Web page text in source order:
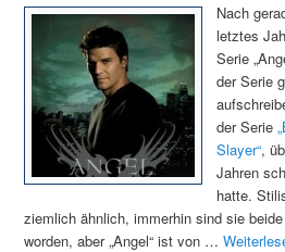
Nach
letztes
Serie
der Serie
der Serie
Slayer“,
Jahren
hatte.
ziemlich ähnlich, immerhin sind sie
worden, aber „Angel“ ist von …